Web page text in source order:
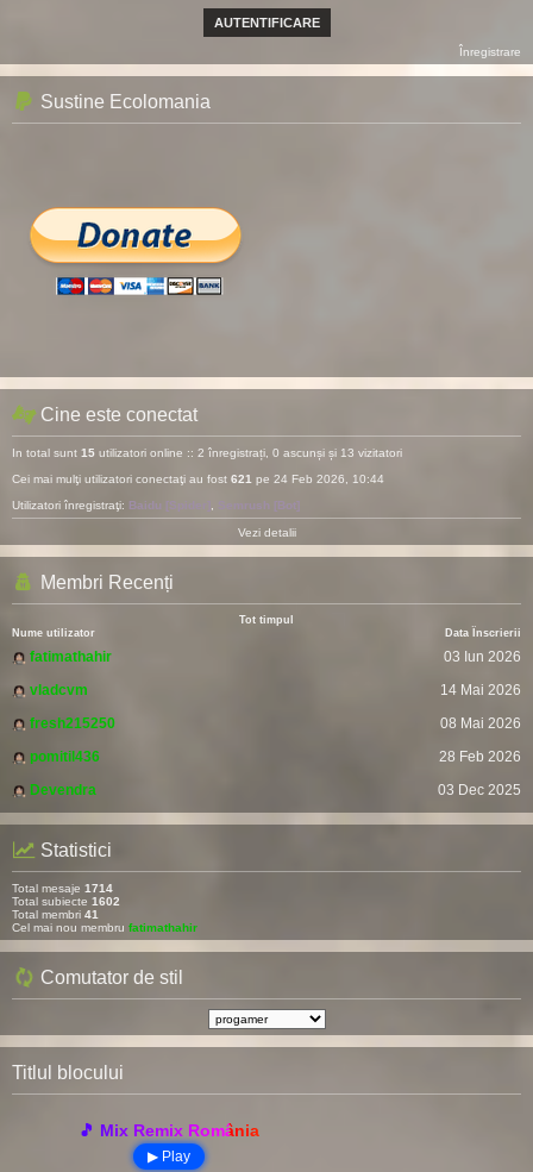
Înregistrare
Sustine Ecolomania
Cine este conectat
In total sunt 15 utilizatori online :: 2 înregistrați, 0 ascunși și 13 vizitatori
Cei mai mulţi utilizatori conectaţi au fost 621 pe 24 Feb 2026, 10:44
Utilizatori înregistraţi: Baidu [Spider] Semrush [Bot]
Vezi detalii
Membri Recenți
Tot timpul
Nume utilizator
Data Înscrierii
fatimathahir
03 Iun 2026
vladcvm
14 Mai 2026
fresh215250
08 Mai 2026
pomitil436
28 Feb 2026
Devendra
03 Dec 2025
Statistici
Total mesaje 1714
Total subiecte 1602
Total membri 41
Cel mai nou membru fatimathahir
Comutator de stil
Titlul blocului
🎵 Mix Remix România
▶ Play